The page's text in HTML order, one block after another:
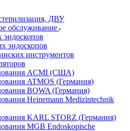
ДВУ
обслуживание
эндоскопов
эндоскопов
инструментов
ACMI (США)
ATMOS (Германия)
BOWA (Германия)
Heinemann Medizintechnik
KARL STORZ (Германия)
MGB Endoskopische